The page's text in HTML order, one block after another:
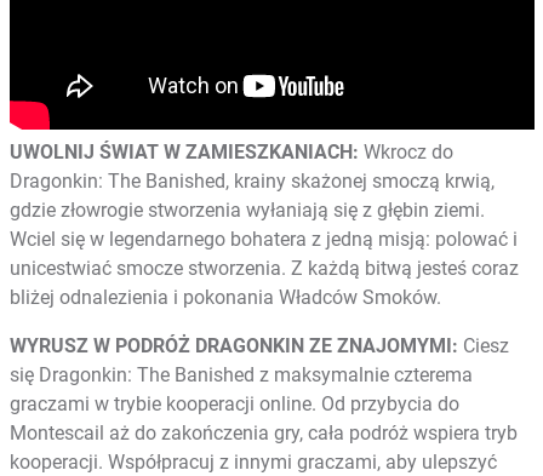
UWOLNIJ ŚWIAT W ZAMIESZKANIACH: Wkrocz do
Dragonkin: The Banished, krainy skażonej smoczą krwią,
gdzie złowrogie stworzenia wyłaniają się z głębin ziemi.
Wciel się w legendarnego bohatera z jedną misją: polować i
unicestwiać smocze stworzenia. Z każdą bitwą jesteś coraz
bliżej odnalezienia i pokonania Władców Smoków.
WYRUSZ W PODRÓŻ DRAGONKIN ZE ZNAJOMYMI: Ciesz
się Dragonkin: The Banished z maksymalnie czterema
graczami w trybie kooperacji online. Od przybycia do
Montescail aż do zakończenia gry, cała podróż wspiera tryb
kooperacji. Współpracuj z innymi graczami, aby ulepszyć